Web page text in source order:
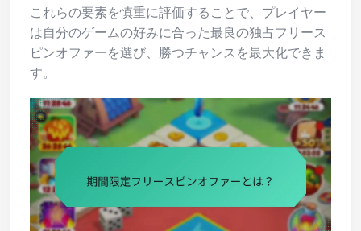
これらの要素を慎重に評価することで、プレイヤー
は自分のゲームの好みに合った最良の独占フリース
ピンオファーを選び、勝つチャンスを最大化できま
す。